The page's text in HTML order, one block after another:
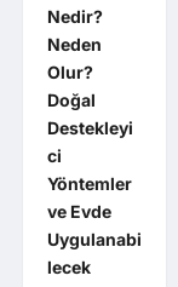
Nedir?
Neden
Olur?
Doğal
Destekleyi
ci
Yöntemler
ve Evde
Uygulanabi
lecek